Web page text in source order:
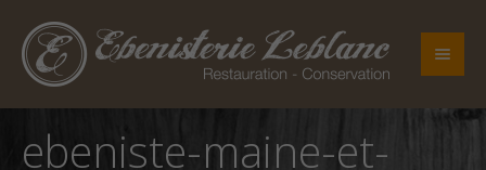
ebeniste-maine-et-